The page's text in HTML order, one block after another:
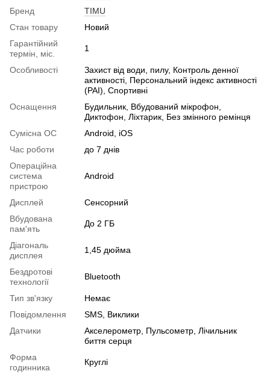
Бренд
TIMU
Стан товару
Новий
Гарантійний
термін, міс.
1
Особливості
Захист від води, пилу, Контроль денної
активності, Персональний індекс активності
(PAI), Спортивні
Оснащення
Будильник, Вбудований мікрофон,
Диктофон, Ліхтарик, Без змінного ремінця
Сумісна ОС
Android, iOS
Час роботи
до 7 днів
Операційна
система
пристрою
Android
Дисплей
Сенсорний
Вбудована
пам'ять
До 2 ГБ
Діагональ
дисплея
1,45 дюйма
Бездротові
технології
Bluetooth
Тип зв'язку
Немає
Повідомлення
SMS, Виклики
Датчики
Акселерометр, Пульсометр, Лічильник
биття серця
Форма
годинника
Круглі